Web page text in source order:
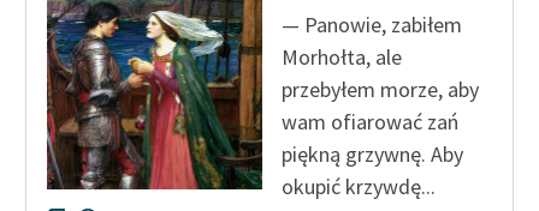
twórców przechodzących
do domeny publicznej,
lektur szkolnych oraz
Starego Testamentu
Odkurzamy bohaterów
Szkoła Poezji Wolnych
— Panowie, zabiłem
Morhołta, ale
przebyłem morze, aby
wam ofiarować zań
piękną grzywnę. Aby
okupić krzywdę...